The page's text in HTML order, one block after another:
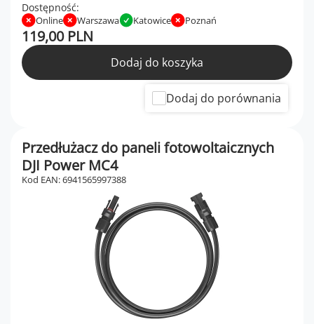
Dostępność:
Online Warszawa Katowice Poznań
119,00 PLN
Dodaj do koszyka
Dodaj do porównania
Przedłużacz do paneli fotowoltaicznych
DJI Power MC4
Kod EAN: 6941565997388